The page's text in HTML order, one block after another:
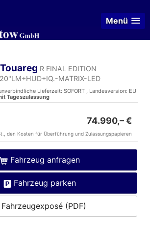
Menü
R FINAL EDITION
MATRIX-LED
Lieferzeit: SOFORT , Landesversion: EU
Tageszulassung
74.990,– €
den Kosten für Überführung und Zulassungspapieren
Fahrzeug anfragen
Fahrzeug parken
(PDF)